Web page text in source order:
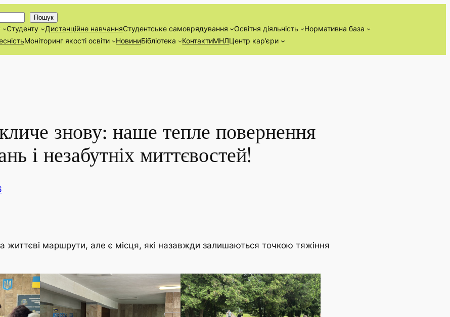
Пошук
Студенту Дистанційнe навчанняСтудентське самоврядування Освітня діяльність
Нормативна база
Моніторинг якості освіти НовиниБібліотека КонтактиМНЛЦентр кар’єри
знову: наше тепле повернення
і незабутніх миттєвостей!
життєві маршрути, але є місця, які назавжди залишаються точкою тяжіння